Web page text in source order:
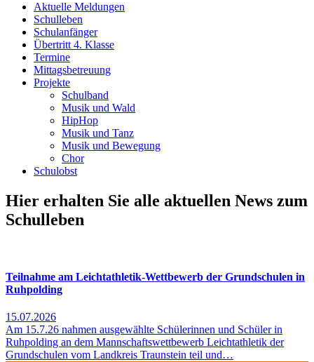
Aktuelle Meldungen
Schulleben
Schulanfänger
Übertritt 4. Klasse
Termine
Mittagsbetreuung
Projekte
Schulband
Musik und Wald
HipHop
Musik und Tanz
Musik und Bewegung
Chor
Schulobst
Hier erhalten Sie alle aktuellen News zum
Schulleben
Teilnahme am Leichtathletik-Wettbewerb der Grundschulen in
Ruhpolding
15.07.2026
Am 15.7.26 nahmen ausgewählte Schülerinnen und Schüler in
Ruhpolding an dem Mannschaftswettbewerb Leichtathletik der
Grundschulen vom Landkreis Traunstein teil und…